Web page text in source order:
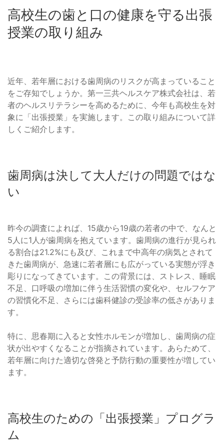
高校生の歯と口の健康を守る出張
授業の取り組み
近年、若年層における歯周病のリスクが高まっていること
をご存知でしょうか。第一三共ヘルスケア株式会社は、若
者のヘルスリテラシーを高めるために、今年も高校生を対
象に「出張授業」を実施します。この取り組みについて詳
しくご紹介します。
歯周病は決して大人だけの問題ではな
い
昨今の調査によれば、15歳から19歳の若者の中で、なんと
5人に1人が歯周病を抱えています。歯周病の進行が見られ
る割合は21.2%にも及び、これまで中高年の病気とされて
きた歯周病が、急速に若者層にも広がっている実態が浮き
彫りになってきています。この背景には、ストレス、睡眠
不足、口呼吸の増加に伴う生活習慣の変化や、セルフケア
の習慣化不足、さらには歯科健診の受診率の低さがありま
す。
特に、思春期に入ると女性ホルモンが増加し、歯周病の症
状が出やすくなることが指摘されています。あらためて、
若年層に向けた適切な啓発と予防行動の重要性が増してい
ます。
高校生のための「出張授業」プログラ
ム